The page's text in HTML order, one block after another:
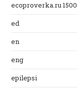
ecoproverka.ru 1500
ed
en
eng
epilepsi